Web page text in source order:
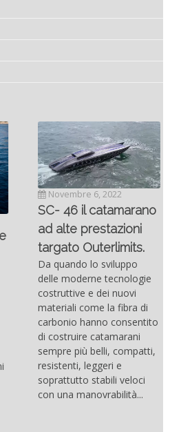
Novembre 6, 2022
SC- 46 il catamarano
ad alte prestazioni
targato Outerlimits.
Da quando lo sviluppo
delle moderne tecnologie
costruttive e dei nuovi
materiali come la fibra di
carbonio hanno consentito
di costruire catamarani
sempre più belli, compatti,
resistenti, leggeri e
soprattutto stabili veloci
con una manovrabilità...